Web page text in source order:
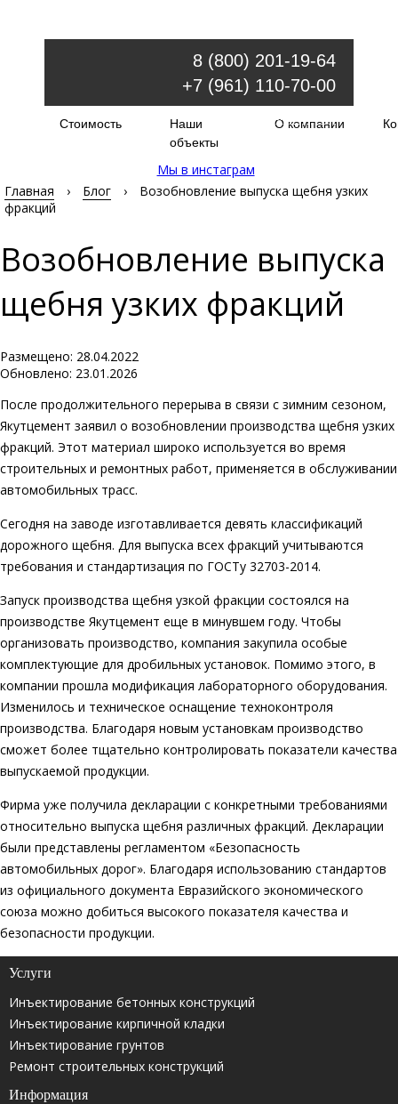
8 (800) 201-19-64
+7 (961) 110-70-00
Обратный звонок
order@injectir.ru
Стоимость
Наши
объекты
О компании
Мы в инстаграм
Главная
› Блог ›
Возобновление выпуска щебня узких
фракций
Возобновление выпуска
щебня узких фракций
Размещено: 28.04.2022
Обновлено: 23.01.2026
После продолжительного перерыва в связи с зимним сезоном,
Якутцемент заявил о возобновлении производства щебня узких
фракций. Этот материал широко используется во время
строительных и ремонтных работ, применяется в обслуживании
автомобильных трасс.
Сегодня на заводе изготавливается девять классификаций
дорожного щебня. Для выпуска всех фракций учитываются
требования и стандартизация по ГОСТу 32703-2014.
Запуск производства щебня узкой фракции состоялся на
производстве Якутцемент еще в минувшем году. Чтобы
организовать производство, компания закупила особые
комплектующие для дробильных установок. Помимо этого, в
компании прошла модификация лабораторного оборудования.
Изменилось и техническое оснащение техноконтроля
производства. Благодаря новым установкам производство
сможет более тщательно контролировать показатели качества
выпускаемой продукции.
Фирма уже получила декларации с конкретными требованиями
относительно выпуска щебня различных фракций. Декларации
были представлены регламентом «Безопасность
автомобильных дорог». Благодаря использованию стандартов
из официального документа Евразийского экономического
союза можно добиться высокого показателя качества и
безопасности продукции.
Услуги
Инъектирование бетонных конструкций
Инъектирование кирпичной кладки
Инъектирование грунтов
Ремонт строительных конструкций
Информация